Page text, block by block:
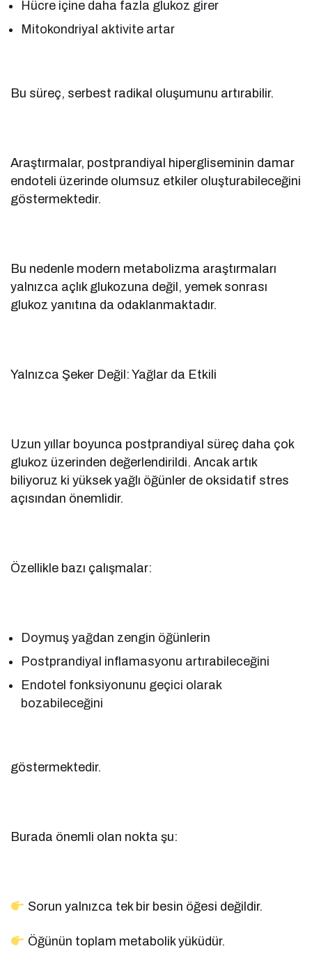
Hücre içine daha fazla glukoz girer
Mitokondriyal aktivite artar
Bu süreç, serbest radikal oluşumunu artırabilir.
Araştırmalar, postprandiyal hipergliseminin damar
endoteli üzerinde olumsuz etkiler oluşturabileceğini
göstermektedir.
Bu nedenle modern metabolizma araştırmaları
yalnızca açlık glukozuna değil, yemek sonrası
glukoz yanıtına da odaklanmaktadır.
Yalnızca Şeker Değil: Yağlar da Etkili
Uzun yıllar boyunca postprandiyal süreç daha çok
glukoz üzerinden değerlendirildi. Ancak artık
biliyoruz ki yüksek yağlı öğünler de oksidatif stres
açısından önemlidir.
Özellikle bazı çalışmalar:
Doymuş yağdan zengin öğünlerin
Postprandiyal inflamasyonu artırabileceğini
Endotel fonksiyonunu geçici olarak
bozabileceğini
göstermektedir.
Burada önemli olan nokta şu:
Sorun yalnızca tek bir besin öğesi değildir.
Öğünün toplam metabolik yüküdür.